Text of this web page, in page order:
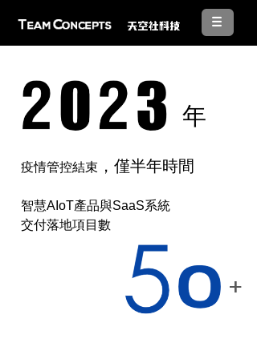
年
疫情管控結束 ，僅半年時間
智慧AIoT產品與SaaS系統
交付落地項目數